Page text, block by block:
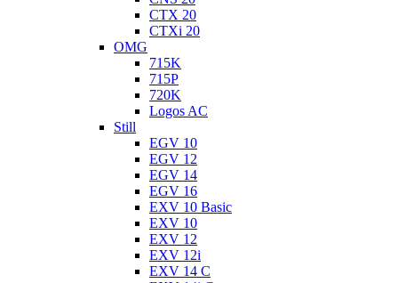
CTX 20
CTXi 20
OMG
715K
715P
720K
Logos AC
Still
EGV 10
EGV 12
EGV 14
EGV 16
EXV 10 Basic
EXV 10
EXV 12
EXV 12i
EXV 14 C